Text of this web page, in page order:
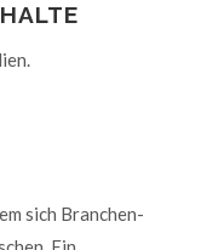
sich Branchen-